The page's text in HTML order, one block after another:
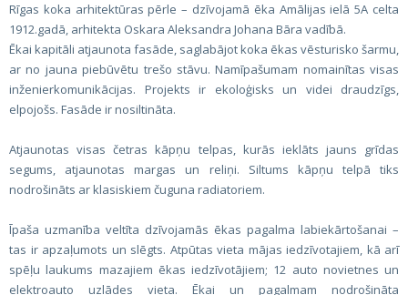
Rīgas koka arhitektūras pērle – dzīvojamā ēka Amālijas ielā 5A celta
1912.gadā, arhitekta Oskara Aleksandra Johana Bāra vadībā.
Ēkai kapitāli atjaunota fasāde, saglabājot koka ēkas vēsturisko šarmu,
ar no jauna piebūvētu trešo stāvu. Namīpašumam nomainītas visas
inženierkomunikācijas. Projekts ir ekoloģisks un videi draudzīgs,
elpojošs. Fasāde ir nosiltināta.
Atjaunotas visas četras kāpņu telpas, kurās ieklāts jauns grīdas
segums, atjaunotas margas un reliņi. Siltums kāpņu telpā tiks
nodrošināts ar klasiskiem čuguna radiatoriem.
Īpaša uzmanība veltīta dzīvojamās ēkas pagalma labiekārtošanai –
tas ir apzaļumots un slēgts. Atpūtas vieta mājas iedzīvotajiem, kā arī
spēļu laukums mazajiem ēkas iedzīvotājiem; 12 auto novietnes un
elektroauto uzlādes vieta. Ēkai un pagalmam nodrošināta